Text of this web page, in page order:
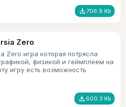
file_download706.9 Kb
Zero
Zero игра которая потрясла
физикой и геймплеем на
игру есть возможность
file_download 600.3 Kb